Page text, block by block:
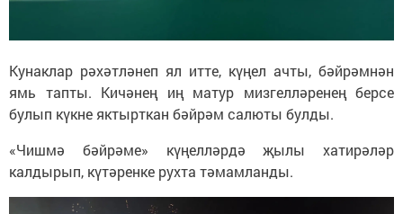
Кунаклар рәхәтләнеп ял итте, күңел ачты, бәйрәмнән
ямь тапты. Кичәнең иң матур мизгелләренең берсе
булып күкне яктырткан бәйрәм салюты булды.
«Чишмә бәйрәме» күңелләрдә җылы хатирәләр
калдырып, күтәренке рухта тәмамланды.